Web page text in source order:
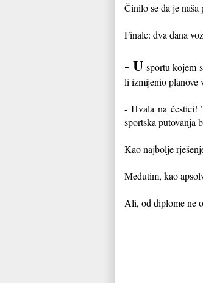
Činilo se da je
Finale: dva dana
- U sportu kojem
li izmijenio planove
- Hvala na čestici!
sportska putovanja
Kao najbolje
Međutim, kao
Ali, od diplome ne